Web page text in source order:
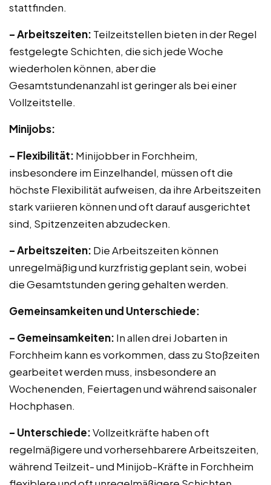
stattfinden.
– Arbeitszeiten: Teilzeitstellen bieten in der Regel
festgelegte Schichten, die sich jede Woche
wiederholen können, aber die
Gesamtstundenanzahl ist geringer als bei einer
Vollzeitstelle.
Minijobs:
– Flexibilität: Minijobber in Forchheim,
insbesondere im Einzelhandel, müssen oft die
höchste Flexibilität aufweisen, da ihre Arbeitszeiten
stark variieren können und oft darauf ausgerichtet
sind, Spitzenzeiten abzudecken.
– Arbeitszeiten: Die Arbeitszeiten können
unregelmäßig und kurzfristig geplant sein, wobei
die Gesamtstunden gering gehalten werden.
Gemeinsamkeiten und Unterschiede:
– Gemeinsamkeiten: In allen drei Jobarten in
Forchheim kann es vorkommen, dass zu Stoßzeiten
gearbeitet werden muss, insbesondere an
Wochenenden, Feiertagen und während saisonaler
Hochphasen.
– Unterschiede:Vollzeitkräfte haben oft
regelmäßigere und vorhersehbarere Arbeitszeiten,
während Teilzeit- und Minijob-Kräfte in Forchheim